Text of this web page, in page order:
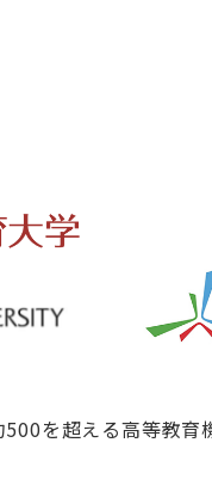
を超える高等教育